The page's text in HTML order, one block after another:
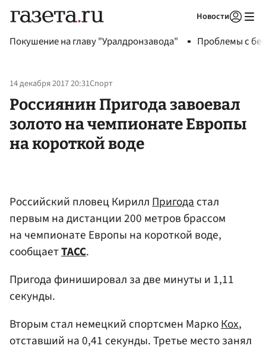
Новости
Покушение на главу "Уралдронзавода" Проблемы с
14 декабря 2017 20:31Спорт
Россиянин Пригода завоевал
золото на чемпионате Европы
на короткой воде
Российский пловец КириллПригодастал
первым на дистанции 200 метров брассом
на чемпионате Европы на короткой воде,
сообщаетТАСС.
Пригода финишировал за две минуты и 1,11
секунды.
Вторым стал немецкий спортсмен МаркоКох,
отставший на 0,41 секунды. Третье место занял